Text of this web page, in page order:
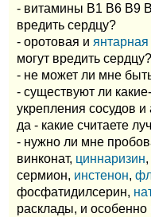
- витамины B1 B6 B9
вредить сердцу?
- оротовая и янтарная
могут вредить сердцу?
- не может ли мне
- существуют ли
укрепления сосудов
да - какие считаете
- нужно ли мне
винконат, циннаризин,
cермион, инстенон,
фосфатидилсерин,
расклады, и